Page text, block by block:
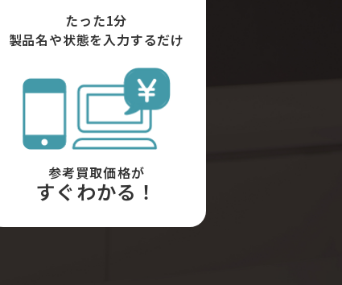
たった1分
製品名や状態を入力するだけ
参考買取価格が
すぐわかる！